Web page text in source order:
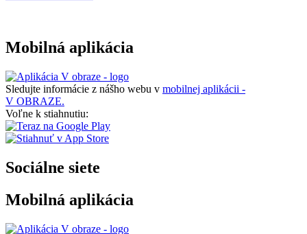
Mobilná aplikácia
Sledujte informácie z nášho webu v mobilnej aplikácii -
V OBRAZE.
Voľne k stiahnutiu:
Sociálne siete
Mobilná aplikácia